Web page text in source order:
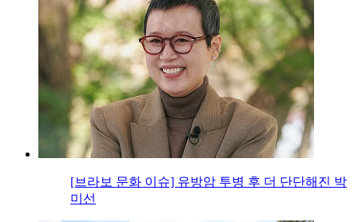
[브라보 문화 이슈] 유방암 투병 후 더 단단해진 박
미선